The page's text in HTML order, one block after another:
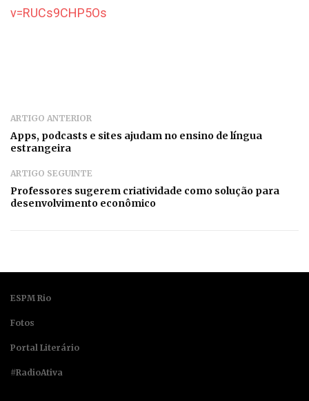
v=RUCs9CHP5Os
ARTIGO ANTERIOR
Apps, podcasts e sites ajudam no ensino de língua
estrangeira
ARTIGO SEGUINTE
Professores sugerem criatividade como solução para
desenvolvimento econômico
ESPM Rio
Fotos
Portal Literário
#RadioAtiva